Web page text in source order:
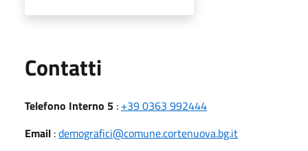
Contatti
Telefono Interno 5 : +39 0363 992444
Email :demografici@comune.cortenuova.bg.it